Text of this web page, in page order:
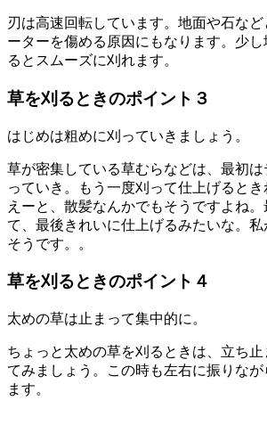
刃は高速回転しています。地面や石な
ーターを傷める原因にもなります。少
るとスムーズに刈れます。
草を刈るときのポイント３
はじめは粗めに刈っていきましょう。
草が密集している草むらなどは、最初は
っていき。もう一度刈って仕上げるとき
えーと、散髪なんかでもそうですよね
て、最後きれいに仕上げるみたいな。
そうです。。
草を刈るときのポイント４
太めの草は止まって集中的に。
ちょっと太めの草を刈るときは、立ち
てみましょう。この時も左右に振りな
ます。